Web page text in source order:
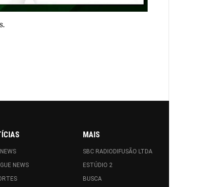
NEWS
MAIS
SBC RADIODIFUSÃO LTDA
ESTÚDIO 2
BUSCA